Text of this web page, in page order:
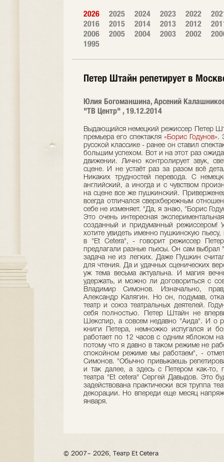
2026 2025 2024 2023 2022
2016
2015 2014 2013 2012
2006
2005 2004 2003 2002
1995
Петер Штайн репетирует в
Юлия Богоманшина, Арсений
"ТВ Центр" , 19.12.2014
Выдающийся немецкий режиссер Петер
премьера его спектакля«Борис Годунов».
русской классике - ранее он ставил
большим успехом. Вот и на этот раз
движении. Лично контролирует звук,
сцене. И не устаёт раз за разом всё
Никаких трудностей перевода. С
английский, а иногда и с чувством
на сцене все же пушкинский.
всегда отличался сверхбережным
себе не изменяет. "Да, я знаю, "Борис
Это очень интересная
созданный и придуманный
хотите увидеть именно пушкинскую
в "Et Cetera", - говорит режиссер
предлагали разные пьесы. Он сам выбрал
задача не из легких. Даже Пушкин
для чтения. Да и удачных сценических
уж тема весьма актуальна. И магия
удержать, и можно ли договориться с
Владимир Симонов. Изначально,
Александр Калягин. Но он, подумав,
театр и союз театральных деятелей.
себя полностью. Петер Штайн не
Шекспир, а совсем недавно "Аида". И о
книги Петера, немножко испугался и
работает по 12 часов с одним яблоком
потому что я давно в таком режиме не
спокойном режиме мы работаем", -
Симонов. "Обычно привыкаешь
и так далее, а здесь с Петером как-то,
театра "Et cetera" Сергей Давыдов. Это
задействована практически вся труппа
декорации. Но впереди еще месяц
января.
© 2007– 2026, Театр Et Cetera